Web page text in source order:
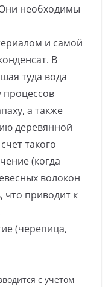
необходимы
и самой
В
туда вода
процессов
а также
деревянной
такого
(когда
волокон
что приводит к
(черепица,
с учетом